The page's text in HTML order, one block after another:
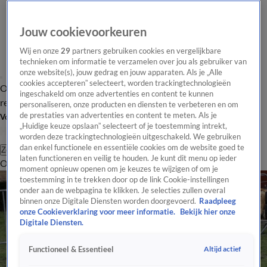
Overzicht Laatste nieuws Regionieuws Het beste van Hart
Tip de
redactie
Volg Hart van Nederland
Zoeken
OverzichtRegioUitzendingenWeerTip de redactiePanelVideo's
Jouw cookievoorkeuren
Wij en onze29 partners gebruiken cookies en vergelijkbare
technieken om informatie te verzamelen over jou als gebruiker van
onze website(s), jouw gedrag en jouw apparaten. Als je „Alle
cookies accepteren” selecteert, worden trackingtechnologieën
ingeschakeld om onze advertenties en content te kunnen
personaliseren, onze producten en diensten te verbeteren en om
de prestaties van advertenties en content te meten. Als je
„Huidige keuze opslaan” selecteert of je toestemming intrekt,
worden deze trackingtechnologieën uitgeschakeld. We gebruiken
dan enkel functionele en essentiële cookies om de website goed te
laten functioneren en veilig te houden. Je kunt dit menu op ieder
moment opnieuw openen om je keuzes te wijzigen of om je
toestemming in te trekken door op de link Cookie-instellingen
onder aan de webpagina te klikken. Je selecties zullen overal
binnen onze Digitale Diensten worden doorgevoerd. Raadpleeg
onze Cookieverklaring voor meer informatie.
Bekijk hier onze
Digitale Diensten.
Functioneel & Essentieel Altijd actief